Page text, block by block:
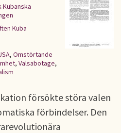
Kubanska
Kuba
, Omstörtande
, Valsabotage,
försökte störa valen
förbindelser. Den